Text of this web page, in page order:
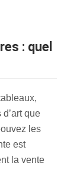
que
les
est
la vente